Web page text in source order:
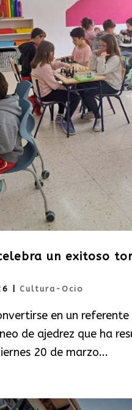
un exitoso
Cultura-Ocio
en un
de ajedrez que ha
20 de marzo...